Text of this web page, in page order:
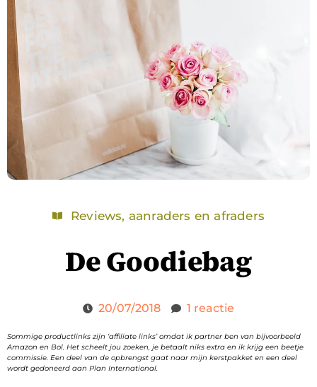
Reviews, aanraders en afraders
De Goodiebag
20/07/2018 1 reactie
Sommige productlinks zijn ‘affiliate links’ omdat ik partner ben van bijvoorbeeld
Amazon en Bol. Het scheelt jou zoeken, je betaalt niks extra en ik krijg een beetje
commissie. Een deel van de opbrengst gaat naar mijn kerstpakket en een deel
wordt gedoneerd aan Plan International.